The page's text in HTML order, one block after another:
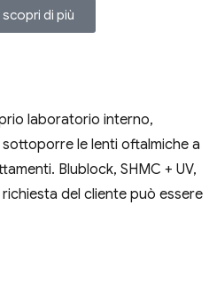
scopri di più
laboratorio interno,
le lenti oftalmiche a
Blublock, SHMC + UV,
del cliente può essere